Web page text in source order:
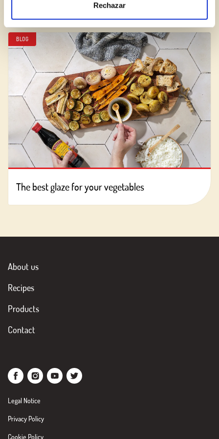
Rechazar
BLOG
The best glaze for your vegetables
About us
Recipes
Products
Contact
Legal Notice
Privacy Policy
Cookie Policy